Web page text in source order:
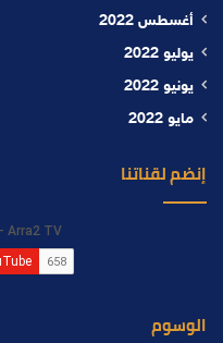
أغسطس 2022
يوليو 2022
يونيو 2022
مايو 2022
إنضم لقناتنا
الوسوم